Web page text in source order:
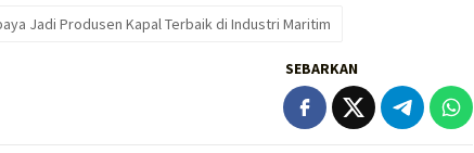
Jadi Produsen Kapal Terbaik di Industri Maritim
SEBARKAN